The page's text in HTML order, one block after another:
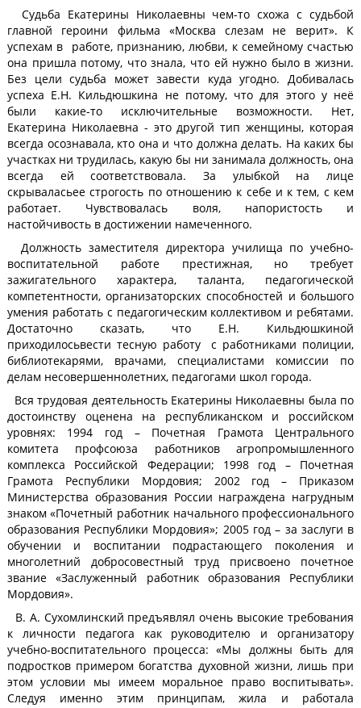
Судьба Екатерины Николаевны чем-то схожа с судьбой
главной героини фильма «Москва слезам не верит». К
успехам в работе, признанию, любви, к семейному счастью
она пришла потому, что знала, что ей нужно было в жизни.
Без цели судьба может завести куда угодно. Добивалась
успеха Е.Н. Кильдюшкина не потому, что для этого у неё
были какие-то исключительные возможности. Нет,
Екатерина Николаевна - это другой тип женщины, которая
всегда осознавала, кто она и что должна делать. На каких бы
участках ни трудилась, какую бы ни занимала должность, она
всегда ей соответствовала. За улыбкой на лице
скрываласьее строгость по отношению к себе и к тем, с кем
работает. Чувствовалась воля, напористость и
настойчивость в достижении намеченного.
Должность заместителя директора училища по учебно-
воспитательной работе престижная, но требует
зажигательного характера, таланта, педагогической
компетентности, организаторских способностей и большого
умения работать с педагогическим коллективом и ребятами.
Достаточно сказать, что Е.Н. Кильдюшкиной
приходилосьвести тесную работу с работниками полиции,
библиотекарями, врачами, специалистами комиссии по
делам несовершеннолетних, педагогами школ города.
Вся трудовая деятельность Екатерины Николаевны была по
достоинству оценена на республиканском и российском
уровнях: 1994 год – Почетная Грамота Центрального
комитета профсоюза работников агропромышленного
комплекса Российской Федерации; 1998 год – Почетная
Грамота Республики Мордовия; 2002 год – Приказом
Министерства образования России награждена нагрудным
знаком «Почетный работник начального профессионального
образования Республики Мордовия»; 2005 год – за заслуги в
обучении и воспитании подрастающего поколения и
многолетний добросовестный труд присвоено почетное
звание «Заслуженный работник образования Республики
Мордовия».
В. А. Сухомлинский предъявлял очень высокие требования
к личности педагога как руководителю и организатору
учебно-воспитательного процесса: «Мы должны быть для
подростков примером богатства духовной жизни, лишь при
этом условии мы имеем моральное право воспитывать».
Следуя именно этим принципам, жила и работала